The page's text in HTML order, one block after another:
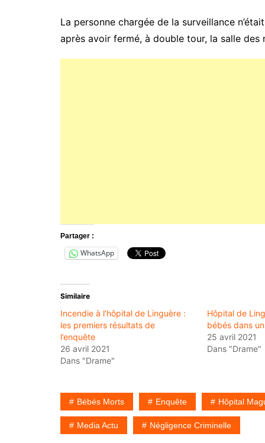
La personne chargée de la surveillance
après avoir fermé, à double tour, la salle des
Partager :
WhatsApp
Similaire
Incendie à l’hôpital de Linguère :
les premiers résultats de
l’enquête
26 avril 2021
Dans "Drame"
Hôpital de
bébés dans
25 avril 2021
Dans "Drame"
Bébés Morts Enquête Hôpital
Media Actu Négligence Criminelle